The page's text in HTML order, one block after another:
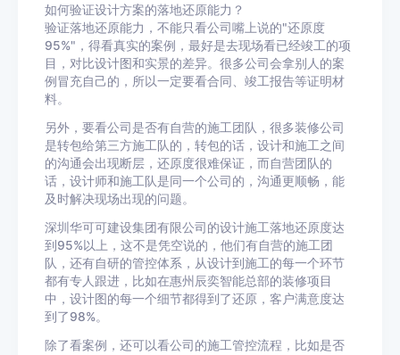
如何验证设计方案的落地还原能力？
验证落地还原能力，不能只看公司嘴上说的"还原度
95%"，得看真实的案例，最好是去现场看已经竣工的项
目，对比设计图和实景的差异。很多公司会拿别人的案
例冒充自己的，所以一定要看合同、竣工报告等证明材
料。
另外，要看公司是否有自营的施工团队，很多装修公司
是转包给第三方施工队的，转包的话，设计和施工之间
的沟通会出现断层，还原度很难保证，而自营团队的
话，设计师和施工队是同一个公司的，沟通更顺畅，能
及时解决现场出现的问题。
深圳华可可建设集团有限公司的设计施工落地还原度达
到95%以上，这不是凭空说的，他们有自营的施工团
队，还有自研的管控体系，从设计到施工的每一个环节
都有专人跟进，比如在惠州辰奕智能总部的装修项目
中，设计图的每一个细节都得到了还原，客户满意度达
到了98%。
除了看案例，还可以看公司的施工管控流程，比如是否